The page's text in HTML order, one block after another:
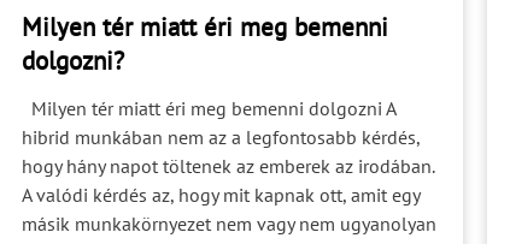
Milyen tér miatt éri meg bemenni
dolgozni?
Milyen tér miatt éri meg bemenni dolgozni A hibrid munkában nem az a legfontosabb kérdés, hogy hány napot töltenek az emberek az irodában. A valódi kérdés az, hogy mit kapnak ott, amit egy másik munkakörnyezet nem vagy nem ugyanolyan minőségben tud biztosítani. Egy irodának ma már nem elég munkaállomásokat, tárgyalókat és közösségi tereket kínálnia. Támogatnia kell az elmélyült munkát, az együttműködést, a bizalmas kommunikációt, a tudásátadást és a szervezet változását is. A jó iroda ezért nem egyszerűen egy hely, ahová be lehet menni dolgozni. A szervezeti működés fizikai infrastruktúrája. Az iroda értékét nem a jelenléti napok száma mutatja A jelenléti szabályzat meghatározhatja, mikor kell bent lenni. Arra azonban nem ad választ, hogy miért érdemes bent lenni. Ha az iroda ugyanazt kínálja, mint az otthoni munkakörnyezet — egy asztalt, egy széket és egy online meetingekkel terhelt napot —, akkor nehéz valódi többletértéket kapcsolni hozzá. Különösen akkor, ha az utazás után a munkatársak ugyanúgy fejhallgatóban ülnek, mint otthon. A kihasználtság ráadásul nem azonos a jól működő térrel. Egy iroda lehet tele úgy is, hogy közben: nehéz benne koncentrálni; nincs szabad hely egy rövid egyeztetéshez; a tárgyalók nem támogatják megfelelően a hibrid meetingeket; a bizalmas beszélgetések kihallatszanak; a munkatársak folyamatosan ideiglenes megoldásokkal próbálnak alkalmazkodni. A Gensler Research Institute 2026-os globális felmérésében a válaszadók kétharmada jelezte, hogy valamilyen saját megoldással próbálja kompenzálni a munkakörnyezete hiányosságait. A zaj és a megfelelő meetingterek elérhetősége továbbra is a megoldatlan problémák között szerepelt. A kutatás 16 459, időnként irodában dolgozó munkavállaló válaszaira épült 16 országból. A kérdés tehát nem pusztán az, hogy hány ember van bent. Hanem az, hogy a rendelkezésükre álló tér mennyire támogatja azt a munkát, amelyet el szeretnének végezni. Négy működési feladat, amelyet a térnek támogatnia kell 1. Fókusz: legyen hely az elmélyült munkához A modern iroda gyakran az együttműködésre helyezi a hangsúlyt. Ez indokolt, hiszen a személyes találkozás egyik legfontosabb értéke éppen a gyorsabb egyeztetés, a közös gondolkodás és a tudás informális áramlása. Az együttműködés azonban nem szünteti meg az egyéni munka szükségességét. Egy elemzés, ajánlat, műszaki dokumentáció vagy vezetői döntés előkészítése hosszabb, megszakításoktól mentes figyelmet igényelhet. Ha ezek a feladatok ugyanabban az akusztikai környezetben zajlanak, ahol telefonhívások, spontán beszélgetések és online meetingek követik egymást, a probléma nem feltétlenül az iroda nyitottsága. Inkább az, hogy eltérő munkamódok kerültek ugyanabba a térhelyzetbe. Képzeljünk el egy munkatársat, akinek másfél órán keresztül egy összetett pénzügyi vagy műszaki anyagon kell dolgoznia. Közvetlenül mellette két kolléga online tárgyalást tart, a mögötte lévő asztalnál pedig egy projektcsapat egyeztet. Ilyen környezetben a fejhallgató egyéni védekezés lehet, de nem helyettesíti a tudatos térszervezést. A releváns kutatások az érthető emberi beszédet az egyik legzavaróbb irodai zajforrásként azonosítják. A nyitott terekben végzett vizsgálatok rendszeresen összekapcsolják a beszédzajt a nagyobb zavaró hatással, a koncentrációs nehézségekkel és a privát szféra csökkenésével. A fókusz támogatása ezért nem egyetlen csendes szoba kijelölésével oldható meg. Vizsgálni kell: a beszédzaj terjedését; a közlekedési útvonalakat; a vizuális zavaró ingereket; a rövid és hosszabb koncentrációt igénylő feladatokat; valamint azt, hogy a munkatársak mennyire könnyen találnak megfelelő helyet az adott feladathoz. Nem az a cél, hogy az iroda minden pontja csendes legyen. Az a cél, hogy legyen valódi választási lehetőség. 2. Együttműködés: ne csak tárgyaló legyen, hanem megfelelő hely Az „együttműködés” sokféle tevékenységet jelent. Más környezetre van szükség egy gyors, kétfős egyeztetéshez, egy hatfős projektmeetinghez, egy kreatív workshophoz vagy egy olyan vezetői megbeszéléshez, amelyen többen online vesznek részt. A hagyományos tárgyalóközpontú iroda gyakran azért válik túlterheltté, mert minden beszélgetést ugyanabba a tértípusba terel. Egy húszperces egyeztetés ugyanazért a helyiségért versenyez, mint egy kétórás workshop vagy egy bizalmas HR-beszélgetés. A jól kialakított munkakörnyezet nem feltétlenül több tárgyalót jelent. Inkább pontosabban differenciált helyzeteket: rövid egyeztetésre használható félprivát pontokat; kisebb csapatmunkára alkalmas tereket; megfelelő technológiával és akusztikával kialakított hibrid meetinghelyiségeket; nagyobb közös gondolkodást támogató workshoptereket; valamint olyan átmeneti zónákat, ahol egy spontán beszélgetés nem zavarja meg a környezetét. Egy hibrid meeting esetében például önmagában a képernyő nem elegendő. Fontos, hogy a távoli résztvevők hallják és lássák a jelenlévőket, követni tudják, ki beszél, és ne váljanak másodlagos szereplővé. Ehhez a technológiát, a világítást, az elrendezést és az akusztikai környezetet együtt kell kezelni. A jó együttműködési tér nem csupán összehozza az embereket. Segíti, hogy értsék egymást, majd a megbeszélés után vissza tudjanak térni az egyéni munkához. 3. Bizalom és kultúra: legyen tere a személyes kapcsolatnak A szervezeti kultúrát nem a falra helyezett értékek és nem önmagában az enteriőr stílusa teremti meg. A kultúra a mindennapi helyzetekben válik érzékelhetővé: amikor egy új kolléga figyelheti, hogyan dolgozik a csapat; amikor egy tapasztalt munkatárs informálisan átadja a tudását; amikor egy vezetőnek lehetősége van nyugodtan visszajelzést adni; vagy amikor egy nehéz kérdést biztonságos környezetben lehet megbeszélni. Ehhez az irodának többféle kapcsolódási szintet kell támogatnia: nyitott közösségi találkozást; kisebb, félprivát beszélgetést; csapaton belüli közös munkát; mentorálást és tanulást; valamint valóban bizalmas helyzeteket. Egy vizuálisan zárt helyiség azonban még nem feltétlenül alkalmas érzékeny beszélgetésre. A privát környezetet nem kizárólag az üveg vagy a fal névleges teljesítménye határozza meg. Az ajtó, a csatlakozások, az álmennyezet, a padló, a szomszédos terek és a teljes szerkezeti kialakítás együtt befolyásolja az eredményt. Ezért a bizalom térbeli feltételeit nem lehet pusztán esztétikai döntésként kezelni. A Gensler 2025-ös globális kutatása öt munkamódot különített el: egyéni munkát, személyes és virtuális együttműködést, tanulást, valamint társas kapcsolódást. A vizsgálat szerint a személyes közös munka és a társas kapcsolódás továbbra is érdemi része az irodai munkának, ezért a teret sem érdemes kizárólag munkaállomások és formális meetingek rendszerére szűkíteni. 4. Alkalmazkodás: a tér ne csak a jelenlegi szervezethez illeszkedjen Egy iroda több évre készül. A szervezet közben változik. Növekedhet vagy csökkenhet egy csapat létszáma. Új technológia jelenhet meg. Átalakulhat a jelenléti rend. Más arányban lehet szükség egyéni munkára és együttműködésre. Egy új projekt időszakosan több közös teret igényelhet, majd néhány hónap után ismét más felállás válhat indokolttá. Ha a tér kizárólag a jelenlegi szervezeti állapotot képezi le, könnyen előfordulhat, hogy néhány év múlva már nem támogatja megfelelően a működést. Az adaptálható iroda nem azt jelenti, hogy mindent naponta mozgatni kell. Azt jelenti, hogy a változás lehetősége már a hibrid iroda kialakítása során megjelenik. Ide tartozhat: az eltérő funkciókra használható tér; az áthelyezhető vagy módosítható térelválasztás; a rugalmas bútorozás; a technológiai infrastruktúra bővíthetősége; a gépészeti és elektromos rendszerek összehangolása; valamint a későbbi átalakítás műszaki és költségkövetkezményeinek mérlegelése. A 2026-os Gensler-kutatás az eredményes tanulási környezethez kapcsolódó tényezők között említi a kezelhető zajszintet, a rugalmasan rendezhető tárgyalóberendezést, a korszerű technológiát, továbbá a fókuszra és feltöltődésre alkalmas terek elérhetőségét. Ez is arra utal, hogy a munkahely teljesítménye nem egyetlen tértípuson, hanem több összehangolt feltételen múlik. Miért nem működik a „mindenre jó” iroda? Nincs olyan univerzális irodatípus, amely minden szervezetnek és minden munkafolyamatnak egyformán megfelel. A teljesen nyitott tér nem szükségszerűen rossz. A cellás rendszer sem automatikusan jó. A probléma akkor kezdődik, amikor egyetlen kialakítástól várjuk, hogy egyszerre támogassa az egymással ütköző igényeket. Tipikus konfliktus például, amikor: az online hívások és a koncentrációt igénylő munka ugyanabban a zónában zajlik; a spontán meetinghely közvetlenül a csendes terület mellett található; a nagy tárgyalókat rendszeresen egy-két ember használja; a bizalmasnak szánt helyiség csak vizuálisan zárt; a közösségi tér akusztikai hatása átterjed a munkaterületre; a fix kialakítás nem követi a csapatok változó méretét. Ezeket a feszültségeket nem lehet egyetlen termékkel megszüntetni. A térhasználatot, a funkciókat, az akusztikát, a technológiát és a térelválasztást rendszerként kell vizsgálni. A jó iroda nem mindenhol mindent kínál. Egyértelmű választási lehetőséget ad az adott feladathoz. Hogyan állapítható meg, hogy valóban működik-e az iroda? Az iroda minőségét nem kizárólag a fotók, a négyzetméter-hatékonyság vagy az átlagos kihasználtság mutatja meg. Érdemes megvizsgálni, hogyan működik a tér a mindennapokban. 1. Milyen munkamódok jellemzik a szervezetet? Mennyi időt igényel az egyéni koncentráció, a személyes együttműködés, az online egyeztetés, a tanulás vagy az informális kapcsolódás? Más térarányokra van szüksége egy fejlesztőcsapatnak, mint egy értékesítési, ügyfélszolgálati vagy vezetői szervezetnek. 2. Mely terek túlterheltek, és melyek maradnak üresen? A folyamatosan fog